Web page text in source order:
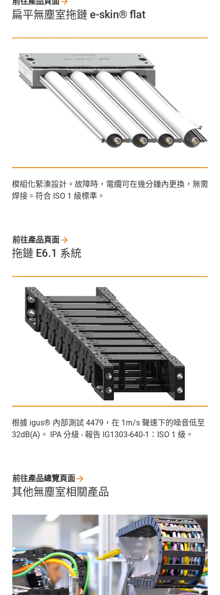
扁平無塵室拖鏈 e-skin® flat
模組化緊湊設計。故障時，電纜可在幾分鐘內更換，無需
焊接。符合 ISO 1 級標準。
拖鏈 E6.1 系統
根據 igus® 內部測試 4479，在 1m/s 聲速下的噪音低至
32dB(A)。 IPA 分級 - 報告 IG1303-640-1：ISO 1 級。
前往產品頁面
其他無塵室相關產品
前往產品總覽頁面